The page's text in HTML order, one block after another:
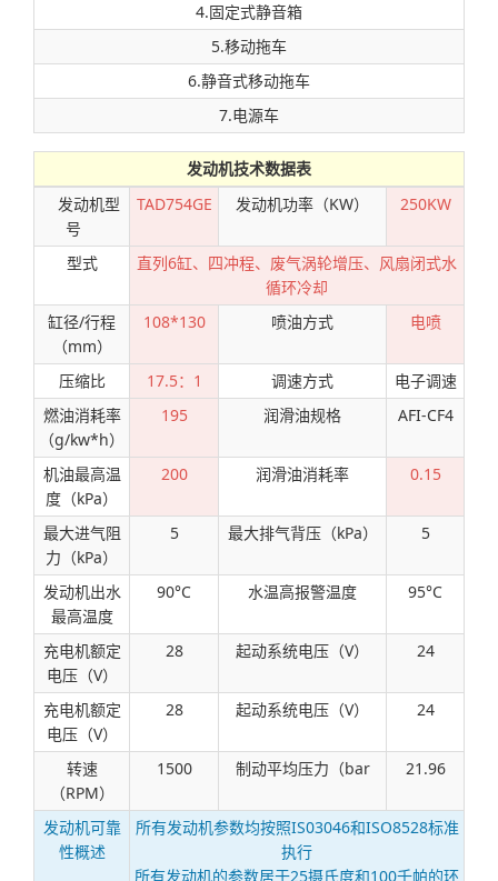
4.固定式静音箱
5.移动拖车
6.静音式移动拖车
7.电源车
发动机技术数据表
发动机型
号
TAD754GE 发动机功率（KW） 250KW
型式
直列6缸、四冲程、废气涡轮增压、风扇闭式水
循环冷却
缸径/行程
（mm）
108*130 喷油方式 电喷
压缩比 17.5：1 调速方式
电子调速
燃油消耗率
（g/kw*h）
195 润滑油规格 AFI-CF4
机油最高温
度（kPa）
200 润滑油消耗率 0.15
最大进气阻
力（kPa）
5 最大排气背压（kPa） 5
发动机出水
最高温度
90°C 水温高报警温度 95°C
充电机额定
电压（V）
28 起动系统电压（V） 24
充电机额定
电压（V）
28 起动系统电压（V） 24
转速
（RPM）
1500 制动平均压力（bar 21.96
发动机可靠
性概述
所有发动机参数均按照IS03046和ISO8528标准
执行
所有发动机的参数居于25摄氏度和100千帕的环